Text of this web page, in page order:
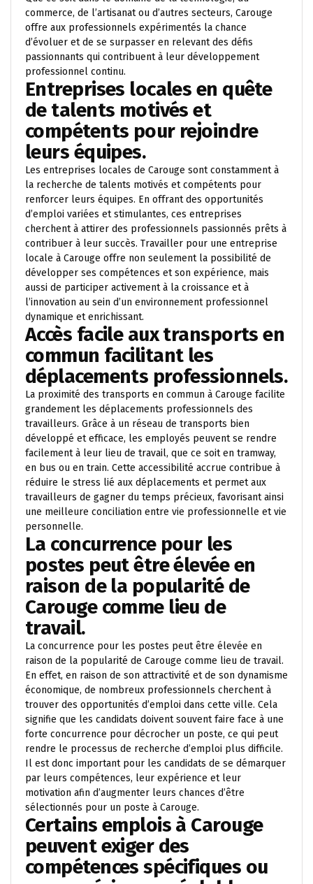
commerce, de l’artisanat ou d’autres secteurs, Carouge
offre aux professionnels expérimentés la chance
d’évoluer et de se surpasser en relevant des défis
passionnants qui contribuent à leur développement
professionnel continu.
Entreprises locales en quête
de talents motivés et
compétents pour rejoindre
leurs équipes.
Les entreprises locales de Carouge sont constamment à
la recherche de talents motivés et compétents pour
renforcer leurs équipes. En offrant des opportunités
d’emploi variées et stimulantes, ces entreprises
cherchent à attirer des professionnels passionnés prêts à
contribuer à leur succès. Travailler pour une entreprise
locale à Carouge offre non seulement la possibilité de
développer ses compétences et son expérience, mais
aussi de participer activement à la croissance et à
l’innovation au sein d’un environnement professionnel
dynamique et enrichissant.
Accès facile aux transports en
commun facilitant les
déplacements professionnels.
La proximité des transports en commun à Carouge facilite
grandement les déplacements professionnels des
travailleurs. Grâce à un réseau de transports bien
développé et efficace, les employés peuvent se rendre
facilement à leur lieu de travail, que ce soit en tramway,
en bus ou en train. Cette accessibilité accrue contribue à
réduire le stress lié aux déplacements et permet aux
travailleurs de gagner du temps précieux, favorisant ainsi
une meilleure conciliation entre vie professionnelle et vie
personnelle.
La concurrence pour les
postes peut être élevée en
raison de la popularité de
Carouge comme lieu de
travail.
La concurrence pour les postes peut être élevée en
raison de la popularité de Carouge comme lieu de travail.
En effet, en raison de son attractivité et de son dynamisme
économique, de nombreux professionnels cherchent à
trouver des opportunités d’emploi dans cette ville. Cela
signifie que les candidats doivent souvent faire face à une
forte concurrence pour décrocher un poste, ce qui peut
rendre le processus de recherche d’emploi plus difficile.
Il est donc important pour les candidats de se démarquer
par leurs compétences, leur expérience et leur
motivation afin d’augmenter leurs chances d’être
sélectionnés pour un poste à Carouge.
Certains emplois à Carouge
peuvent exiger des
compétences spécifiques ou